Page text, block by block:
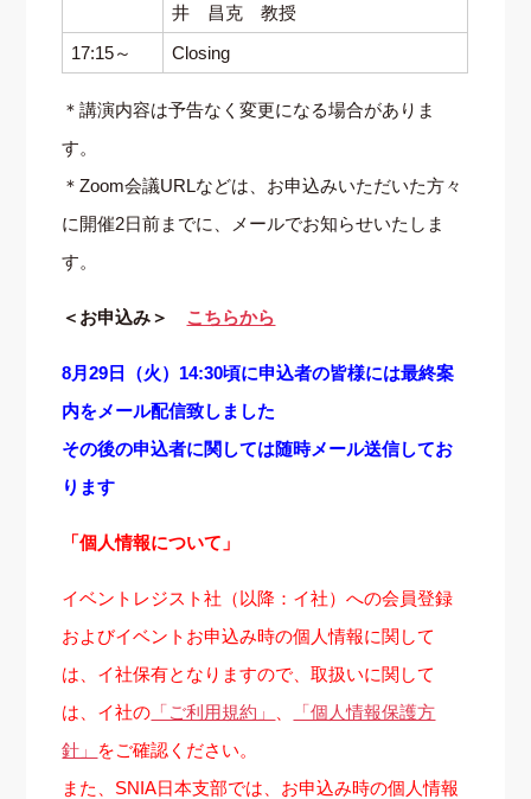
井 昌克 教授
17:15～
Closing
＊講演内容は予告なく変更になる場合がありま
す。
＊Zoom会議URLなどは、お申込みいただいた方々
に開催2日前までに、メールでお知らせいたしま
す。
＜お申込み＞ こちらから
8月29日（火）14:30頃に申込者の皆様には最終案
内をメール配信致しました
その後の申込者に関しては随時メール送信してお
ります
「個人情報について」
イベントレジスト社（以降：イ社）への会員登録
およびイベントお申込み時の個人情報に関して
は、イ社保有となりますので、取扱いに関して
は、イ社の 「ご利用規約」
「個人情報保護方
針」 をご確認ください。
また、SNIA日本支部では、お申込み時の個人情報